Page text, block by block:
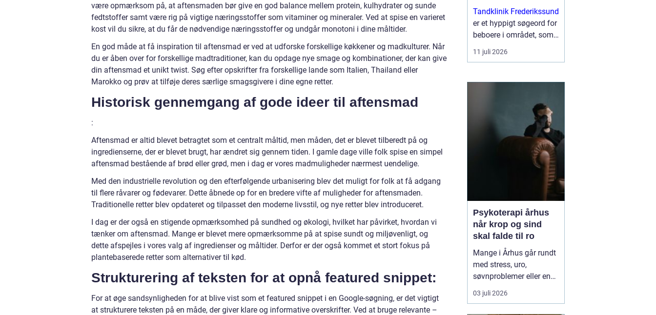
være opmærksom på, at aftensmaden bør give en god balance mellem protein, kulhydrater og sunde
fedtstoffer samt være rig på vigtige næringsstoffer som vitaminer og mineraler. Ved at spise en varieret
kost vil du sikre, at du får de nødvendige næringsstoffer og undgår monotoni i dine måltider.
En god måde at få inspiration til aftensmad er ved at udforske forskellige køkkener og madkulturer. Når
du er åben over for forskellige madtraditioner, kan du opdage nye smage og kombinationer, der kan give
din aftensmad et unikt twist. Søg efter opskrifter fra forskellige lande som Italien, Thailand eller
Marokko og prøv at tilføje deres særlige smagsgivere i dine egne retter.
Historisk gennemgang af gode ideer til aftensmad
:
Aftensmad er altid blevet betragtet som et centralt måltid, men måden, det er blevet tilberedt på og
ingredienserne, der er blevet brugt, har ændret sig gennem tiden. I gamle dage ville folk spise en simpel
aftensmad bestående af brød eller grød, men i dag er vores madmuligheder nærmest uendelige.
Med den industrielle revolution og den efterfølgende urbanisering blev det muligt for folk at få adgang
til flere råvarer og fødevarer. Dette åbnede op for en bredere vifte af muligheder for aftensmaden.
Traditionelle retter blev opdateret og tilpasset den moderne livsstil, og nye retter blev introduceret.
I dag er der også en stigende opmærksomhed på sundhed og økologi, hvilket har påvirket, hvordan vi
tænker om aftensmad. Mange er blevet mere opmærksomme på at spise sundt og miljøvenligt, og
dette afspejles i vores valg af ingredienser og måltider. Derfor er der også kommet et stort fokus på
plantebaserede retter som alternativer til kød.
Strukturering af teksten for at opnå featured snippet:
For at øge sandsynligheden for at blive vist som et featured snippet i en Google-søgning, er det vigtigt
at strukturere teksten på en måde, der giver klare og informative overskrifter. Ved at bruge relevante –
Tandklinik Frederikssund
er et hyppigt søgeord for
beboere i området, som
leder efter tryg og fagligt
stærk tandbehandling.
hvor der er tid til
atmosfære og en klar
11 juli 2026
Psykoterapi århus
når krop og sind
skal falde til ro
Mange i Århus går rundt
med stress, uro,
søvnproblemer eller en
følelse af at være kørt
fast i livet. Nogle har
03 juli 2026